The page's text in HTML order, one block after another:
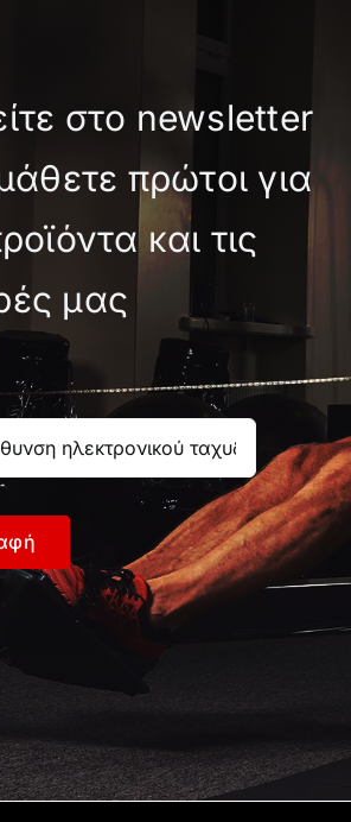
στο newsletter
πρώτοι για
και τις
μας